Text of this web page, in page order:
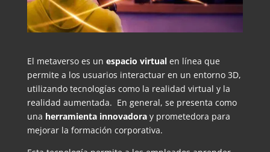
El metaverso es un espacio virtualen línea que
permite a los usuarios interactuar en un entorno 3D,
utilizando tecnologías como la realidad virtual y la
realidad aumentada. En general, se presenta como
una herramienta innovadoray prometedora para
mejorar la formación corporativa.